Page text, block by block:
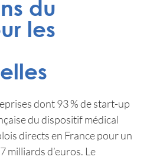
du
les
dont 93 % de start-up
du dispositif médical
directs en France pour un
milliards d’euros. Le